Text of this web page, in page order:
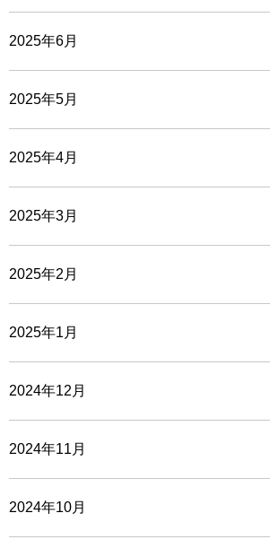
2025年6月
2025年5月
2025年4月
2025年3月
2025年2月
2025年1月
2024年12月
2024年11月
2024年10月